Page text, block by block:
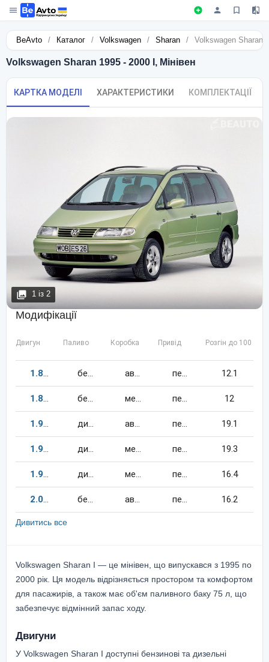
BeAvto / Каталог / Volkswagen / Sharan / Volkswagen Sharan
Volkswagen Sharan 1995 - 2000 I, Мінівен
КАРТКА МОДЕЛІ ХАРАКТЕРИСТИКИ КОМПЛЕКТАЦІЇ
1 із 2
Модифікації
Двигун Паливо Коробка Привід Розгін до 100 км/
1.8150 бензин автомат передній 12.1
1.8150 бензин механіка передній 12
1.9110 дизель автомат передній 19.1
1.990 дизель механіка передній 19.3
1.9110 дизель механіка передній 16.4
2.0115 бензин автомат передній 16.2
Дивитись все
Volkswagen Sharan I — це мінівен, що випускався з 1995 по
2000 рік. Ця модель відрізняється простором та комфортом
для пасажирів, а також має об'єм паливного баку 75 л, що
забезпечує відмінний запас ходу.
Двигуни
У Volkswagen Sharan I доступні бензинові та дизельні